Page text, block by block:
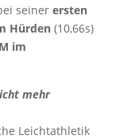
seiner ersten
Hürden(10,66s)
im
mehr
Leichtathletik